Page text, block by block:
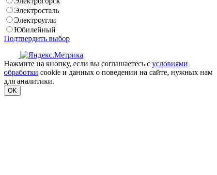
Электросталь
Электроугли
Юбилейный
Подтвердить выбор
Нажмите на кнопку, если вы соглашаетесь с условиями
обработки cookie и данных о поведении на сайте, нужных нам
для аналитики.
OK